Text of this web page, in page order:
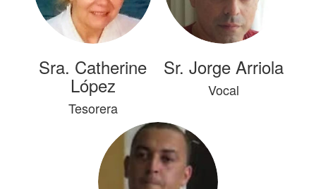
Sra. Catherine
López
Tesorera
Sr. Jorge Arriola
Vocal